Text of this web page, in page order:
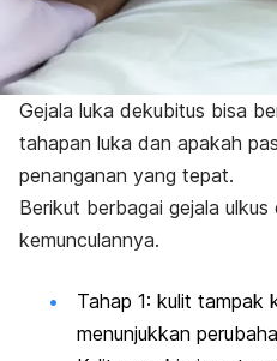
Gejala luka dekubitus bisa
tahapan luka dan apakah
penanganan yang tepat.
Berikut berbagai gejala
kemunculannya.
Tahap 1: kulit tampak
menunjukkan